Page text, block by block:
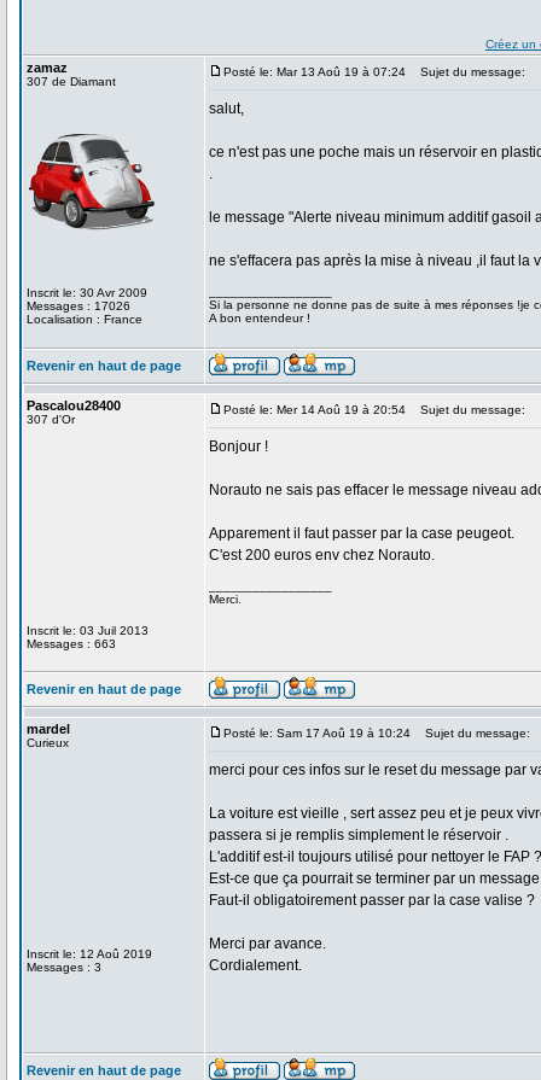
Créez un
zamaz
307 de Diamant
Inscrit le: 30 Avr 2009
Messages : 17026
Localisation : France
Posté le: Mar 13 Aoû 19 à 07:24 Sujet du message:
salut,
ce n'est pas une poche mais un réservoir en
.
le message "Alerte niveau minimum additif gasoil
ne s'effacera pas après la mise à niveau ,il faut la
Si la personne ne donne pas de suite à mes réponses !je
A bon entendeur !
Revenir en haut de page
Pascalou28400
307 d'Or
Inscrit le: 03 Juil 2013
Messages : 663
Posté le: Mer 14 Aoû 19 à 20:54 Sujet du message:
Bonjour !
Norauto ne sais pas effacer le message niveau
Apparement il faut passer par la case peugeot.
C'est 200 euros env chez Norauto.
Merci.
Revenir en haut de page
mardel
Curieux
Inscrit le: 12 Aoû 2019
Messages : 3
Posté le: Sam 17 Aoû 19 à 10:24 Sujet du message:
merci pour ces infos sur le reset du message par
La voiture est vieille , sert assez peu et je peux
passera si je remplis simplement le réservoir .
L'additif est-il toujours utilisé pour nettoyer le FAP ?
Est-ce que ça pourrait se terminer par un
Faut-il obligatoirement passer par la case valise ?
Merci par avance.
Cordialement.
Revenir en haut de page